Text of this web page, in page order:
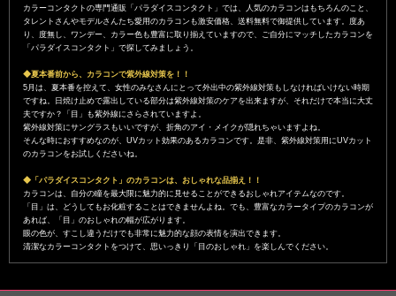
カラーコンタクトの専門通販「パラダイスコンタクト」では、人気のカラコンはもちろんのこと、
タレントさんやモデルさんたち愛用のカラコンも激安価格、送料無料で御提供しています。度あ
り、度無し、ワンデー、カラー色も豊富に取り揃えていますので、ご自分にマッチしたカラコンを
「パラダイスコンタクト」で探してみましょう。
◆夏本番前から、カラコンで紫外線対策を！！
5月は、夏本番を控えて、女性のみなさんにとって外出中の紫外線対策もしなければいけない時期
ですね。日焼け止めで露出している部分は紫外線対策のケアを出来ますが、それだけで本当に大丈
夫ですか？「目」も紫外線にさらされていますよ。
紫外線対策にサングラスもいいですが、折角のアイ・メイクが隠れちゃいますよね。
そんな時におすすめなのが、UVカット効果のあるカラコンです。是非、紫外線対策用にUVカット
のカラコンをお試しくださいね。
◆「パラダイスコンタクト」のカラコンは、おしゃれな品揃え！！
カラコンは、自分の瞳を最大限に魅力的に見せることができるおしゃれアイテムなのです。
「目」は、どうしてもお化粧することはできませんよね。でも、豊富なカラータイプのカラコンが
あれば、「目」のおしゃれの幅が広がります。
眼の色が、すこし違うだけでも非常に魅力的な顔の表情を演出できます。
清潔なカラーコンタクトをつけて、思いっきり「目のおしゃれ」を楽しんでください。